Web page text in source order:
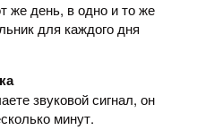
же день, в одно и то же
для каждого дня
звуковой сигнал, он
минут.